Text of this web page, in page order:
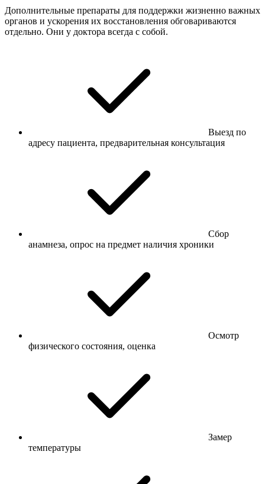
Дополнительные препараты для поддержки жизненно важных
органов и ускорения их восстановления обговариваются
отдельно. Они у доктора всегда с собой.
Выезд по
адресу пациента, предварительная консультация
Сбор
анамнеза, опрос на предмет наличия хроники
Осмотр
физического состояния, оценка
Замер
температуры